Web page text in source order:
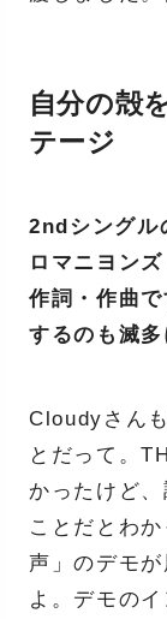
自分の殻
テージ
2ndシングル
ロマニヨン
作詞・作曲
するのも滅多
Cloudyさん
とだって。
かったけど
ことだとわ
声」のデモ
よ。デモの